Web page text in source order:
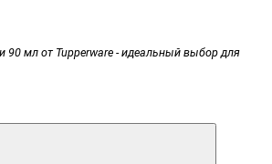
90 мл от Tupperware - идеальный выбор для